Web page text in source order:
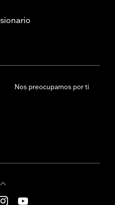
Nos preocupamos por ti